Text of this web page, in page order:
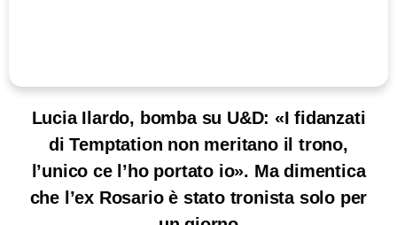
Lucia Ilardo, bomba su U&D: «I fidanzati
di Temptation non meritano il trono,
l’unico ce l’ho portato io». Ma dimentica
che l’ex Rosario è stato tronista solo per